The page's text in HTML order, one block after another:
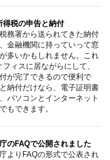
得税の申告と納付
務署から送られてきた納付
金融機関に持っていって窓
多いかもしれません。これ
ィスに居ながらにして、
が完了できるので便利で
納付だけなら、電子証明書
パソコンとインターネット
もできます。
のFAQで公開されました
よりFAQの形式で公表され